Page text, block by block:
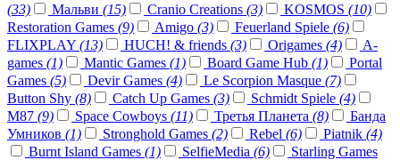
(33)
Мальви (15) Cranio Creations (3) KOSMOS (10)
Restoration Games (9) Amigo (3) Feuerland Spiele (6)
FLIXPLAY (13) HUCH! & friends (3) Origames (4)
A-
games (1) Mantic Games (1) Board Game Hub (1)
Portal
Games (5) Devir Games (4) Le Scorpion Masque (7)
Button Shy (8) Catch Up Games (3) Schmidt Spiele (4)
M87 (9) Space Cowboys (11) Третья Планета (8)
Банда
Умников (1) Stronghold Games (2) Rebel (6) Piatnik (4)
Burnt Island Games (1) SelfieMedia (6)
Starling Games